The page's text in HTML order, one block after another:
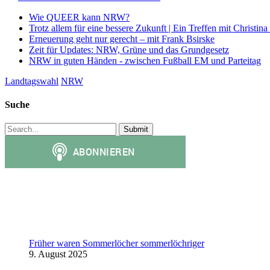
Wie QUEER kann NRW?
Trotz allem für eine bessere Zukunft | Ein Treffen mit Christina
Erneuerung geht nur gerecht – mit Frank Bsirske
Zeit für Updates: NRW, Grüne und das Grundgesetz
NRW in guten Händen - zwischen Fußball EM und Parteitag
Landtagswahl NRW
Suche
Früher waren Sommerlöcher sommerlöchriger
9. August 2025